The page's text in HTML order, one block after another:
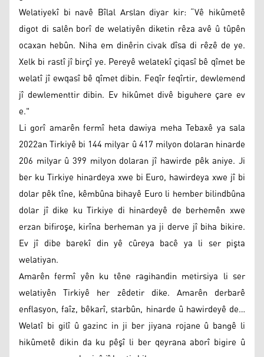
Welatiyekî bi navê Bîlal Arslan diyar kir: “Vê hikûmetê
digot di salên borî de welatiyên diketin rêza avê û tûpên
ocaxan hebûn. Niha em dinêrin civak dîsa di rêzê de ye.
Xelk bi rastî jî birçî ye. Pereyê welatekî çiqasî bê qîmet be
welatî jî ewqasî bê qîmet dibin. Feqîr feqîrtir, dewlemend
jî dewlementtir dibin. Ev hikûmet divê biguhere çare ev
e."
Li gorî amarên fermî heta dawiya meha Tebaxê ya sala
2022an Tirkiyê bi 144 milyar û 417 milyon dolaran hinarde
206 milyar û 399 milyon dolaran jî hawirde pêk aniye. Ji
ber ku Tirkiye hinardeya xwe bi Euro, hawirdeya xwe jî bi
dolar pêk tîne, kêmbûna bihayê Euro li hember bilindbûna
dolar jî dike ku Tirkiye di hinardeyê de berhemên xwe
erzan bifiroşe, kirîna berheman ya ji derve jî biha bikire.
Ev jî dibe barekî din yê cûreya bacê ya li ser pişta
welatiyan.
Amarên fermî yên ku têne ragihandin metirsiya li ser
welatiyên Tirkiyê her zêdetir dike. Amarên derbarê
enflasyon, faîz, bêkarî, starbûn, hinarde û hawirdeyê de…
Welatî bi gilî û gazinc in ji ber jiyana rojane û bangê li
hikûmetê dikin da ku pêşî li ber qeyrana aborî bigire û